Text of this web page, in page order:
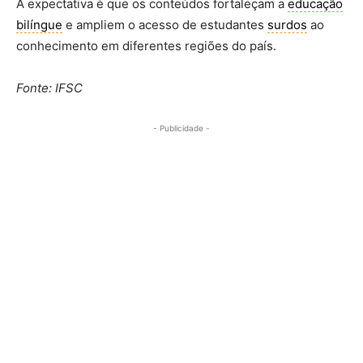
A expectativa é que os conteúdos fortaleçam a educação
bilíngue e ampliem o acesso de estudantes surdos ao
conhecimento em diferentes regiões do país.
Fonte: IFSC
- Publicidade -